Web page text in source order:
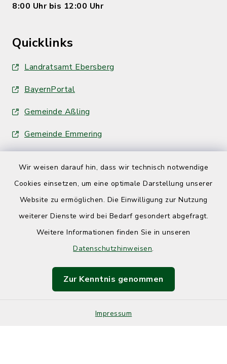
Wir weisen darauf hin, dass wir technisch notwendige
Cookies einsetzen, um eine optimale Darstellung unserer
Website zu ermöglichen. Die Einwilligung zur Nutzung
weiterer Dienste wird bei Bedarf gesondert abgefragt.
Weitere Informationen finden Sie in unseren
Datenschutzhinweisen.
Zur Kenntnis genommen
Impressum
8:00 Uhr bis 12:00 Uhr
Quicklinks
Landratsamt Ebersberg
BayernPortal
Gemeinde Aßling
Gemeinde Emmering
Barrierefreiheit
Impressum
Sitemap